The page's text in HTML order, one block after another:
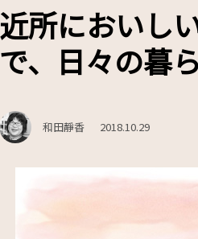
近所においし
で、日々の暮
和田靜香 2018.10.29